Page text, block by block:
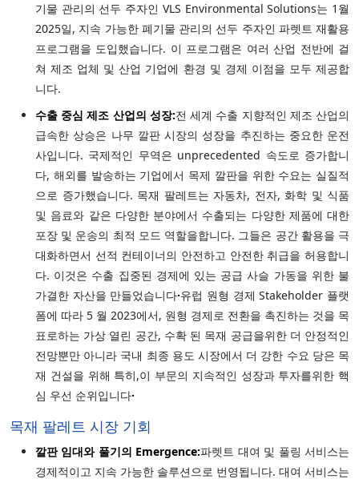
기물 관리의 선두 주자인 VLS Environmental Solutions는 1월
2025일, 지속 가능한 폐기물 관리의 선두 주자인 파렛트 재활용
프로그램을 도입했습니다. 이 프로그램은 여러 산업 전반에 걸
쳐 제조 업체 및 산업 기업에 환경 및 경제 이점을 모두 제공합
니다.
수출 중심 제조 산업의 성장:전 세계 수출 지향적인 제조 산업의
급속한 상승은 나무 깔판 시장의 성장을 추진하는 중요한 운전
사입니다. 국제적인 무역은 unprecedented 속도로 증가합니
다, 해외를 발송하는 기업에서 목제 깔판을 위한 수요는 실질적
으로 증가했습니다. 목재 팔레트는 자동차, 전자, 화학 및 식품
및 음료와 같은 다양한 분야에서 수출되는 다양한 제품에 대한
포장 및 운송의 최적 모드 역할을합니다. 그들은 공간 활용을 극
대화하면서 선적 컨테이너의 안전하고 안전한 취급을 허용합니
다. 이것은 수출 집중된 경제에 있는 공급 사슬 가동을 위한 불
가결한 자산을 만들었습니다·유럽 원형 경제 Stakeholder 플랫
폼에 따라 5 월 2023에서, 원형 경제로 전환을 촉진하는 것을 목
표로하는 가상 열린 공간, 수확 된 목재 공급을위한 더 안정적인
전망뿐만 아니라 국내 최종 용도 시장에서 더 강한 수요 당은 목
재 건설을 위해 특히,이 부문의 지속적인 성장과 투자를위한 핵
심 우선 순위입니다·
목재 팔레트 시장 기회
깔판 임대와 풀기의 Emergence:파렛트 대여 및 풀링 서비스는
경제적이고 지속 가능한 솔루션으로 번영됩니다. 대여 서비스는